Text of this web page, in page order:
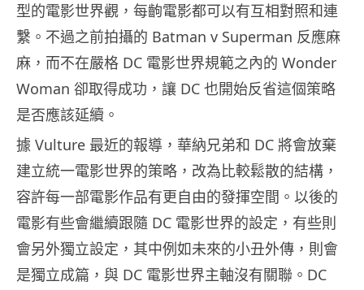
型的電影世界觀，每齣電影都可以有互相對照和連
繫。不過之前拍攝的 Batman v Superman 反應麻
麻，而不在嚴格 DC 電影世界規範之內的 Wonder
Woman 卻取得成功，讓 DC 也開始反省這個策略
是否應該延續。
據 Vulture 最近的報導，華納兄弟和 DC 將會放棄
建立統一電影世界的策略，改為比較鬆散的結構，
容許每一部電影作品有更自由的發揮空間。以後的
電影有些會繼續跟隨 DC 電影世界的設定，有些則
會另外獨立設定，其中例如未來的小丑外傳，則會
是獨立成篇，與 DC 電影世界主軸沒有關聯。DC